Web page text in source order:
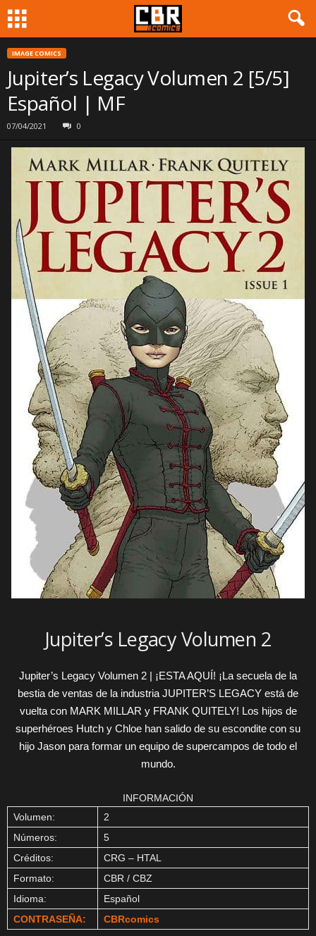
IMAGE COMICS
Jupiter’s Legacy Volumen 2 [5/5]
Español | MF
07/04/2021 0
Jupiter’s Legacy Volumen 2
Jupiter’s Legacy Volumen 2 | ¡ESTA AQUÍ! ¡La secuela de la
bestia de ventas de la industria JUPITER’S LEGACY está de
vuelta con MARK MILLAR y FRANK QUITELY! Los hijos de
superhéroes Hutch y Chloe han salido de su escondite con su
hijo Jason para formar un equipo de supercampos de todo el
mundo.
INFORMACIÓN
Volumen:
2
Números:
5
Créditos:
CRG – HTAL
Formato:
CBR / CBZ
Idioma:
Español
CONTRASEÑA:
CBRcomics